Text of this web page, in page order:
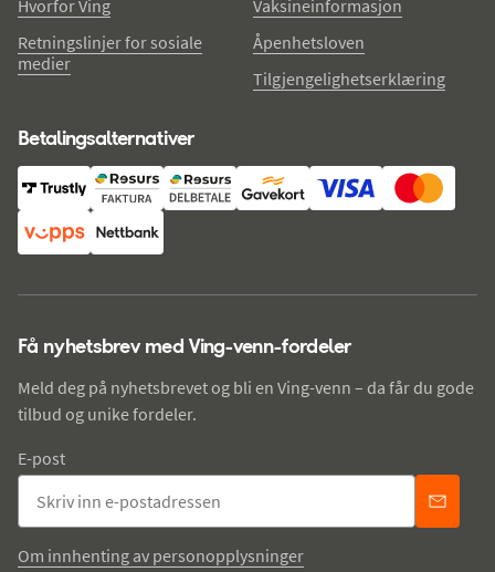
Hvorfor Ving
Retningslinjer for sosiale
medier
Vaksineinformasjon
Åpenhetsloven
Tilgjengelighetserklæring
Betalingsalternativer
Få nyhetsbrev med Ving-venn-fordeler
Meld deg på nyhetsbrevet og bli en Ving-venn – da får du gode
tilbud og unike fordeler.
E-post
Om innhenting av personopplysninger